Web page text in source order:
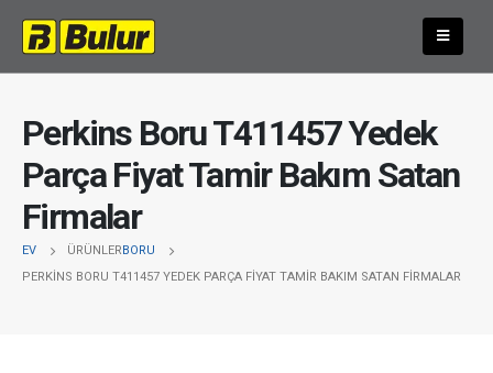
Perkins Boru T411457 Yedek
Parça Fiyat Tamir Bakım Satan
Firmalar
EV ÜRÜNLERBORU
PERKINS BORU T411457 YEDEK PARÇA FIYAT TAMIR BAKIM SATAN FIRMALAR